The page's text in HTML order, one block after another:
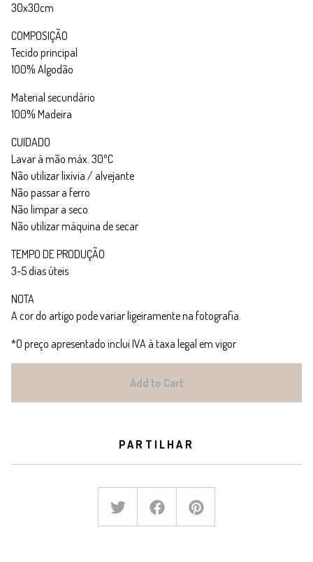
30x30cm
COMPOSIÇÃO
Tecido principal
100% Algodão
Material secundário
100% Madeira
CUIDADO
Lavar à mão máx. 30ºC
Não utilizar lixívia / alvejante
Não passar a ferro
Não limpar a seco
Não utilizar máquina de secar
TEMPO DE PRODUÇÃO
3-5 dias úteis
NOTA
A cor do artigo pode variar ligeiramente na fotografia.
*O preço apresentado inclui IVA à taxa legal em vigor
Add to Cart
PARTILHAR